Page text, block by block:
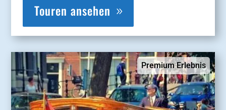
Touren ansehen
Premium Erlebnis